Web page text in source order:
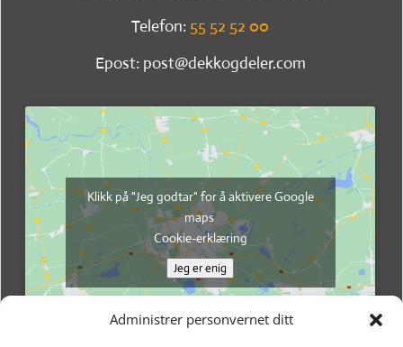
Administrer personvernet ditt
Telefon: 55 52 52 00
Epost: post@dekkogdeler.com
Klikk på "Jeg godtar" for å aktivere Google
maps
Cookie-erklæring
Jeg er enig